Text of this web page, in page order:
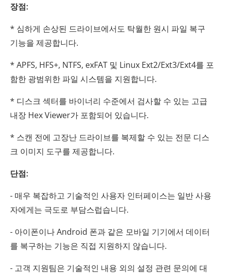
장점:
* 심하게 손상된 드라이브에서도 탁월한 원시 파일 복구
기능을 제공합니다.
* APFS, HFS+, NTFS, exFAT 및 Linux Ext2/Ext3/Ext4를 포
함한 광범위한 파일 시스템을 지원합니다.
* 디스크 섹터를 바이너리 수준에서 검사할 수 있는 고급
내장 Hex Viewer가 포함되어 있습니다.
* 스캔 전에 고장난 드라이브를 복제할 수 있는 전문 디스
크 이미지 도구를 제공합니다.
단점:
- 매우 복잡하고 기술적인 사용자 인터페이스는 일반 사용
자에게는 극도로 부담스럽습니다.
- 아이폰이나 Android 폰과 같은 모바일 기기에서 데이터
를 복구하는 기능은 직접 지원하지 않습니다.
- 고객 지원팀은 기술적인 내용 외의 설정 관련 문의에 대